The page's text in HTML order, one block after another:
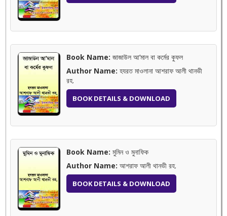
Book Name: জাজাউল আ’মাল বা কর্মের কুফল
Author Name: হযরত মাওলানা আশরাফ আলী থানভী
রহ.
BOOK DETAILS & DOWNLOAD
Book Name: মুমিন ও মুনাফিক
Author Name: আশরাফ আলী থানভী রহ.
BOOK DETAILS & DOWNLOAD